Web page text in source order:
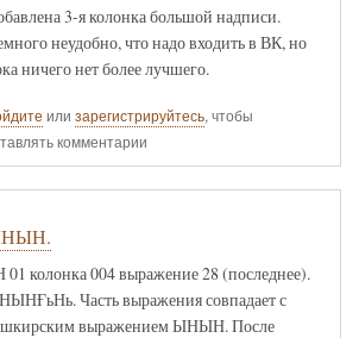
3-я колонка большой надписи.
неудобно, что надо входить в ВК, но
ничего нет более лучшего.
или зарегистрируйтесь, чтобы
комментарии
01 колонка 004 выражение 28 (последнее).
Часть выражения совпадает с
выражением ЫНЫН. После